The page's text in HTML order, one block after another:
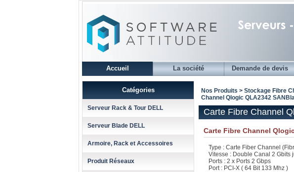
Accueil La société Demande de devis
Catégories
Serveur Rack & Tour DELL
Serveur Blade DELL
Armoire, Rack et Accessoires
Produit Réseaux
Nos Produits > Stockage Fibre
Channel Qlogic QLA2342
Carte Fibre Channel
Carte Fibre Channel
Type : Carte Fiber Channel
Vitesse : Double Canal 2 Gbits
Ports : 2 x Ports 2 Gbps
Port : PCI-X ( 64 Bit 133 Mhz )